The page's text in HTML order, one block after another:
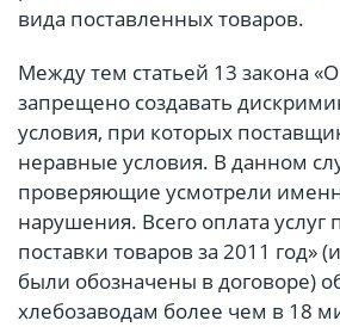
вида поставленных товаров.
Между тем статьей 13 закона
запрещено создавать
условия, при которых
неравные условия. В данном
проверяющие усмотрели
нарушения. Всего оплата услуг
поставки товаров за 2011 год»
были обозначены в договоре)
хлебозаводам более чем в 18